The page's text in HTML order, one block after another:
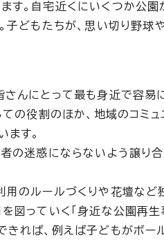
。自宅近くにいくつか公園
子どもたちが、思い切り野
んにとって最も身近で容易
の役割のほか、地域のコミ
す。
の迷惑にならないよう譲り
のルールづくりや花壇など
っていく「身近な公園再生
れば、例えば子どもがボー